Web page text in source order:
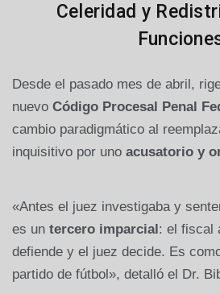
Celeridad y
Desde el pasado mes de abril,
nuevo Código Procesal Penal
cambio paradigmático al
inquisitivo por uno acusatorio y
«Antes el juez investigaba y
es un tercero imparcial : el fiscal
defiende y el juez decide. Es
partido de fútbol», detalló el Dr.